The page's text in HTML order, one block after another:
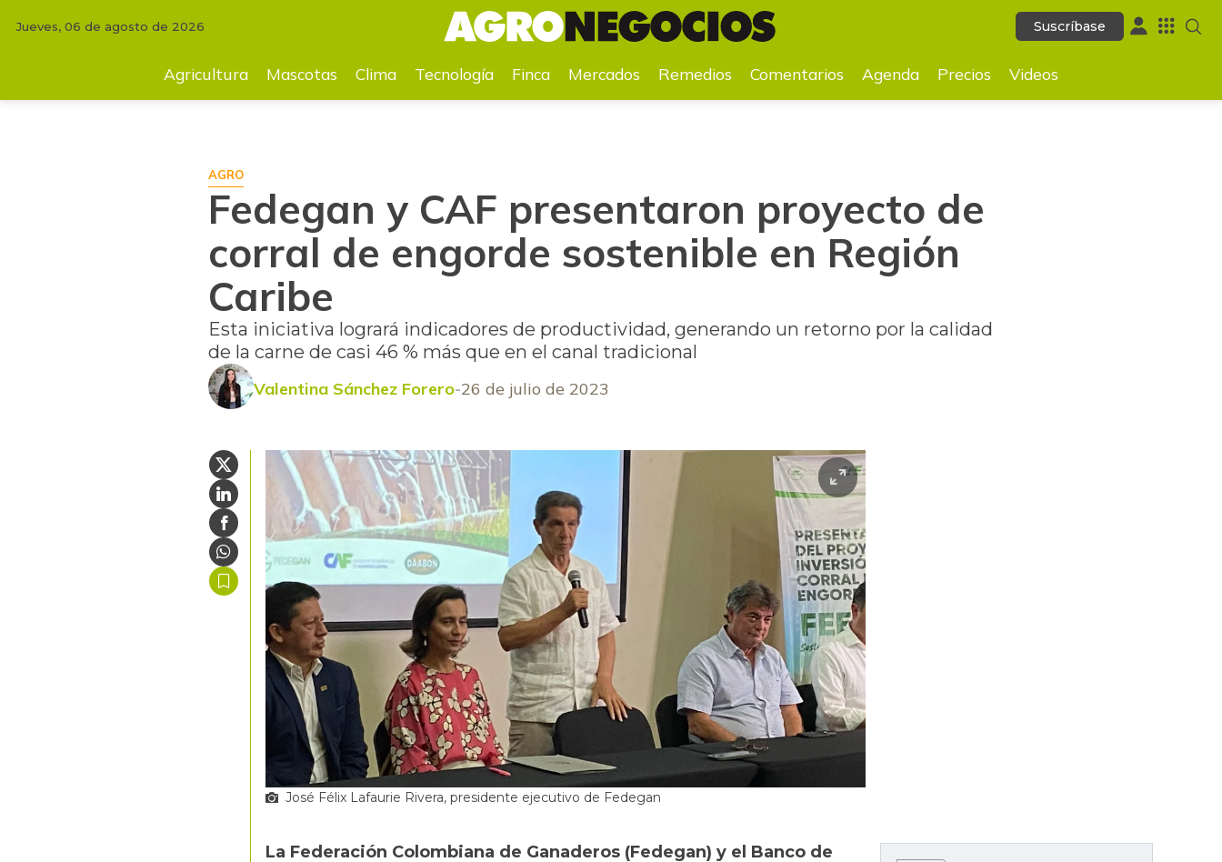
Suscríbase
Fedegan y CAF presentaron proyecto de corral de engorde sostenible en Región Caribe
Jueves, 06 de agosto de 2026 Suscríbase
Agricultura Mascotas Clima Tecnología Finca Mercados Remedios Comentarios Agenda Precios Videos
AGRO
Fedegan y CAF presentaron proyecto de
corral de engorde sostenible en Región
Caribe
Esta iniciativa logrará indicadores de productividad, generando un retorno por la calidad
de la carne de casi 46 % más que en el canal tradicional
Valentina Sánchez Forero 26 de julio de 2023
José Félix Lafaurie Rivera, presidente ejecutivo de Fedegan
La Federación Colombiana de Ganaderos (Fedegan) y el Banco de